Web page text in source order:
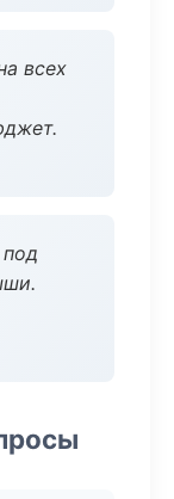
всех